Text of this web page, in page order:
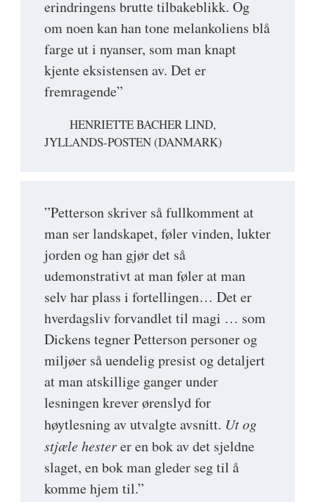
erindringens brutte tilbakeblikk. Og
om noen kan han tone melankoliens blå
farge ut i nyanser, som man knapt
kjente eksistensen av. Det er
fremragende”
HENRIETTE BACHER LIND,
JYLLANDS-POSTEN (DANMARK)
”Petterson skriver så fullkomment at
man ser landskapet, føler vinden, lukter
jorden og han gjør det så
udemonstrativt at man føler at man
selv har plass i fortellingen… Det er
hverdagsliv forvandlet til magi … som
Dickens tegner Petterson personer og
miljøer så uendelig presist og detaljert
at man atskillige ganger under
lesningen krever ørenslyd for
høytlesning av utvalgte avsnitt. Ut og
stjæle hesterer en bok av det sjeldne
slaget, en bok man gleder seg til å
komme hjem til.”